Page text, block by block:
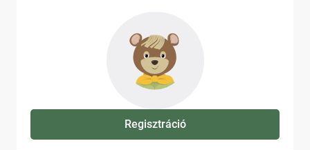
Regisztráció